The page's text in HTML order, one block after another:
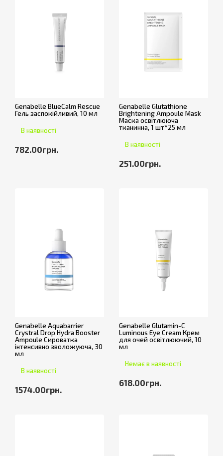
Genabelle BlueCalm Rescue
Гель заспокійливий, 10 мл
В наявності
782.00грн.
Genabelle Glutathione
Brightening Ampoule Mask
Маска освітлююча
тканинна, 1 шт*25 мл
В наявності
251.00грн.
Genabelle Aquabarrier
Crystral Drop Hydra Booster
Ampoule Сироватка
інтенсивно зволожуюча, 30
мл
В наявності
1574.00грн.
Genabelle Glutamin-C
Luminous Eye Cream Крем
для очей освітлюючий, 10
мл
Немає в наявності
618.00грн.